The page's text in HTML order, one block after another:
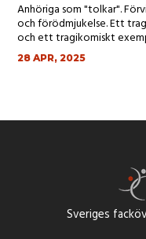
Anhöriga som "tolkar".
och förödmjukelse. Ett
och ett tragikomiskt
28 APR, 2025
Sveriges